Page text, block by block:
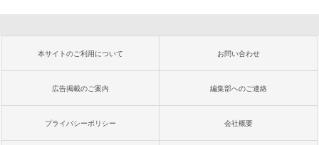
本サイトのご利用について お問い合わせ
広告掲載のご案内 編集部へのご連絡
プライバシーポリシー 会社概要